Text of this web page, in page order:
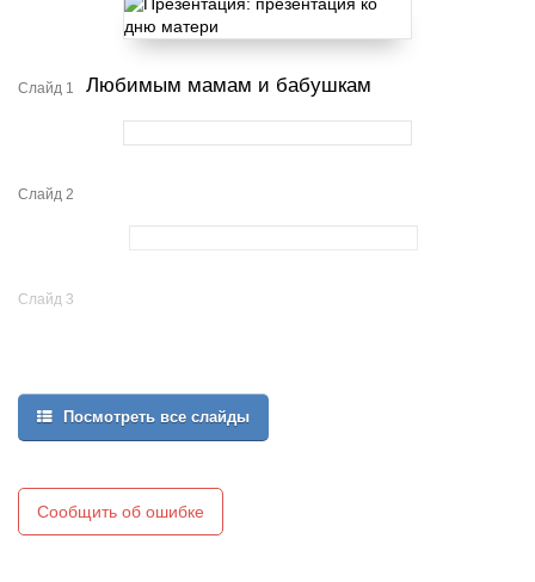
Слайд 1 Любимым мамам и бабушкам
Слайд 2
Слайд 3
Посмотреть все слайды
Сообщить об ошибке